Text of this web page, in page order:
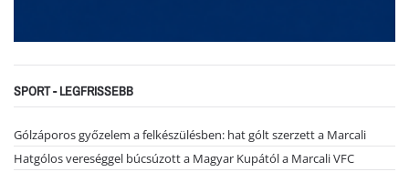
SPORT - LEGFRISSEBB
Gólzáporos győzelem a felkészülésben: hat gólt szerzett a Marcali
Hatgólos vereséggel búcsúzott a Magyar Kupától a Marcali VFC